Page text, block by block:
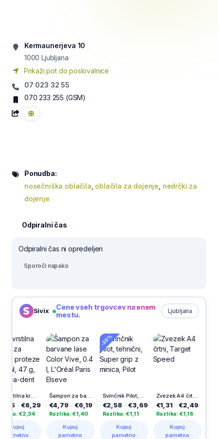
Kermaunerjeva 10
1000 Ljubljana
Prikaži pot do poslovalnice
07 023 32 55
070 233 255 (GSM)
Ponudba:
nosečniška oblačila oblačila za dojenje nedrčki za
dojenje
Odpiralni čas
Odpiralni čas ni opredeljen
Sporoči napako
Sivix Ljubljana
Cene vseh trgovcev na enem
mestu.
Pričvrstilna krema za zobne proteze Neutral, 47 g, Blend-a-dent
€6,29
€2,34
Šampon za barvane lase Color Vive, 0.4 l, L'Oréal Paris Elseve
€4,79–€6,19
Razlika: €1,40
Kupuj
pametno
-30%
Svinčnik Pilot, tehnični, Super grip z minica, Pilot
€2,58 –€3,69
Razlika: €1,11
Kupuj
pametno
Zvezek A4 črtni, Target Speed
€1,31– €2,49
Razlika: €1,18
Kupuj
pametno
-25%
€2,62